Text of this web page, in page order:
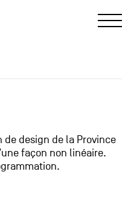
de design de la Province
façon non linéaire.